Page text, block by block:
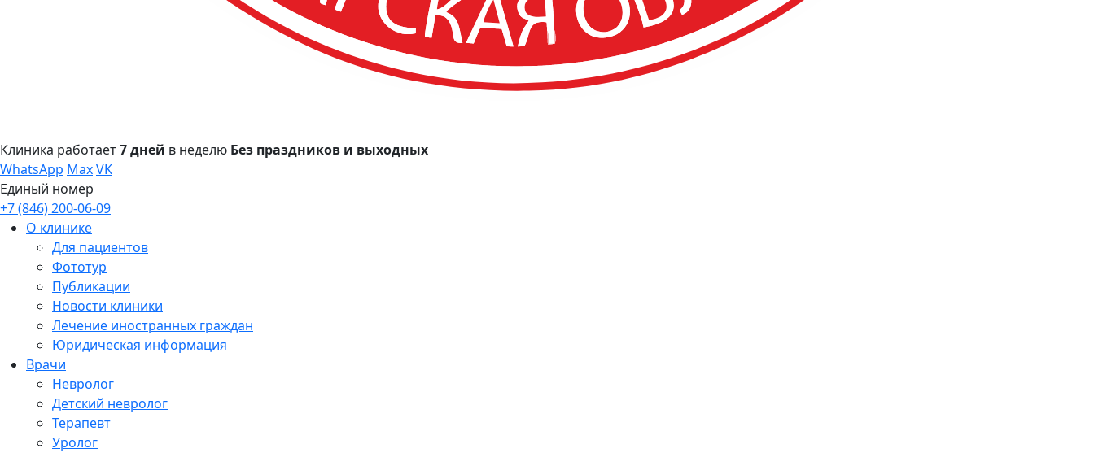
Клиника работает7 дней в неделю Без праздников и выходных
WhatsApp MaxVK
Единый номер
+7 (846) 200-06-09
О клинике
Для пациентов
Фототур
Публикации
Новости клиники
Лечение иностранных граждан
Юридическая информация
Врачи
Невролог
Детский невролог
Терапевт
Уролог